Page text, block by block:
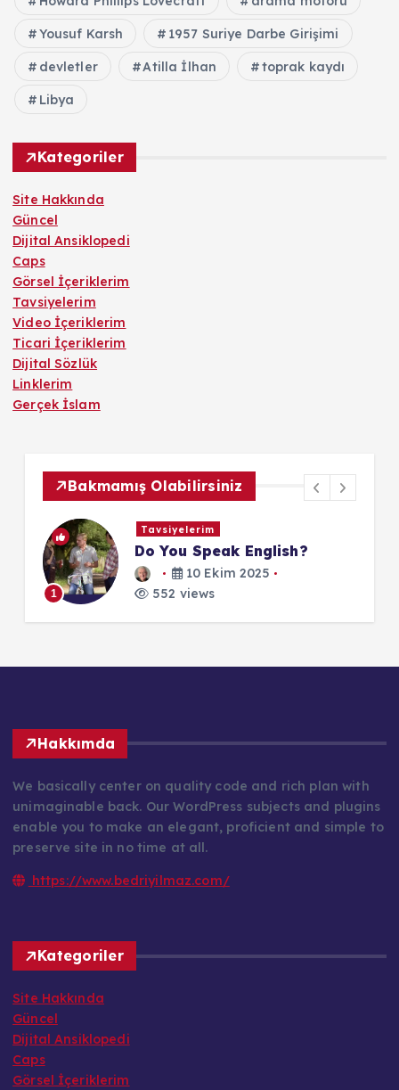
Yousuf Karsh 1957 Suriye Darbe Girişimi
devletler Atilla İlhan toprak kaydı
Libya
Kategoriler
Site Hakkında
Güncel
Dijital Ansiklopedi
Caps
Görsel İçeriklerim
Tavsiyelerim
Video İçeriklerim
Ticari İçeriklerim
Dijital Sözlük
Linklerim
Gerçek İslam
Bakmamış Olabilirsiniz
1
Tavsiyelerim
Do You Speak English?
10 Ekim 2025
552 views
Hakkımda
We basically center on quality code and rich plan with
unimaginable back. Our WordPress subjects and plugins
enable you to make an elegant, proficient and simple to
preserve site in no time at all.
https://www.bedriyilmaz.com/
Kategoriler
Site Hakkında
Güncel
Dijital Ansiklopedi
Caps
Görsel İçeriklerim